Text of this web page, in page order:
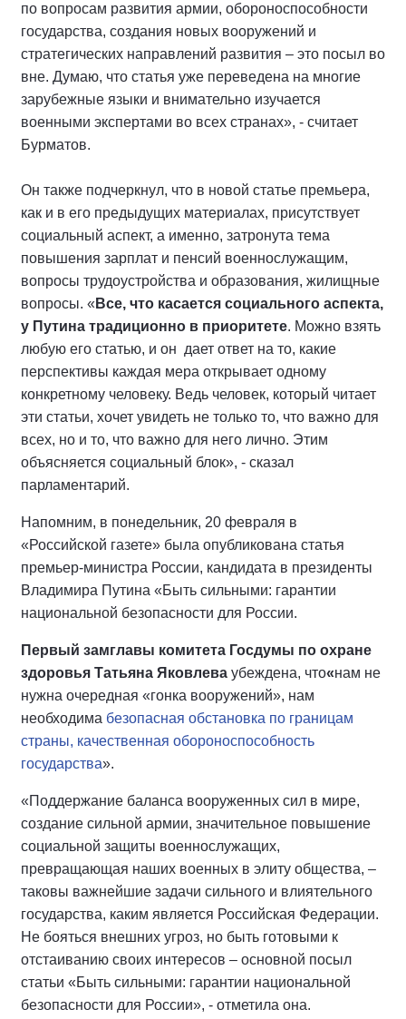
по вопросам развития армии, обороноспособности
государства, создания новых вооружений и
стратегических направлений развития – это посыл во
вне. Думаю, что статья уже переведена на многие
зарубежные языки и внимательно изучается
военными экспертами во всех странах», - считает
Бурматов.
Он также подчеркнул, что в новой статье премьера,
как и в его предыдущих материалах, присутствует
социальный аспект, а именно, затронута тема
повышения зарплат и пенсий военнослужащим,
вопросы трудоустройства и образования, жилищные
вопросы. « Все, что касается социального аспекта,
у Путина традиционно в приоритете. Можно взять
любую его статью, и он дает ответ на то, какие
перспективы каждая мера открывает одному
конкретному человеку. Ведь человек, который читает
эти статьи, хочет увидеть не только то, что важно для
всех, но и то, что важно для него лично. Этим
объясняется социальный блок», - сказал
парламентарий.
Напомним, в понедельник, 20 февраля в
«Российской газете» была опубликована статья
премьер-министра России, кандидата в президенты
Владимира Путина «Быть сильными: гарантии
национальной безопасности для России.
Первый замглавы комитета Госдумы по охране
здоровья Татьяна Яковлева убеждена, что«нам не
нужна очередная «гонка вооружений», нам
необходима безопасная обстановка по границам
страны, качественная обороноспособность
государства».
«Поддержание баланса вооруженных сил в мире,
создание сильной армии, значительное повышение
социальной защиты военнослужащих,
превращающая наших военных в элиту общества, –
таковы важнейшие задачи сильного и влиятельного
государства, каким является Российская Федерации.
Не бояться внешних угроз, но быть готовыми к
отстаиванию своих интересов – основной посыл
статьи «Быть сильными: гарантии национальной
безопасности для России», - отметила она.